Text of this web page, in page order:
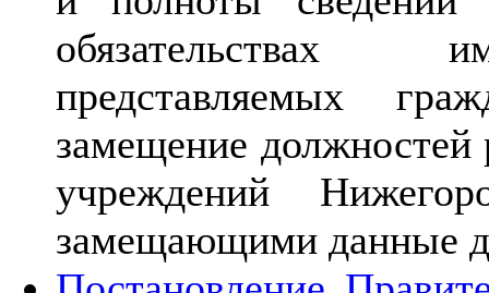
обязательствах
представляемых
замещение должностей
учреждений
замещающими данные